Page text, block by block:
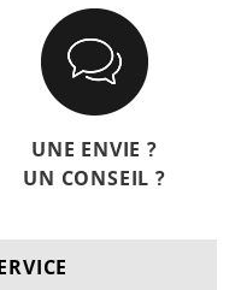
UNE ENVIE ?
UN CONSEIL ?